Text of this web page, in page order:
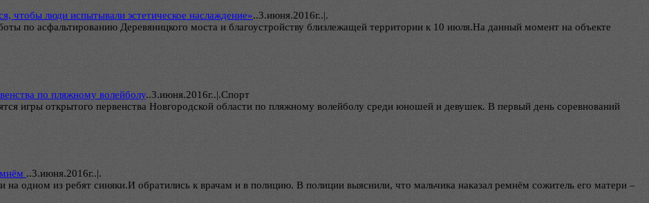
чтобы люди испытывали эстетическое наслаждение»..3.июня.2016г..|.
по асфальтированию Деревяницкого моста и благоустройству близлежащей территории к 10 июля.На данный момент на объекте
по пляжному волейболу..3.июня.2016г..|.Спорт
игры открытого первенства Новгородской области по пляжному волейболу среди юношей и девушек. В первый день соревнований
..3.июня.2016г..|.
на одном из ребят синяки.И обратились к врачам и в полицию. В полиции выяснили, что мальчика наказал ремнём сожитель его матери –